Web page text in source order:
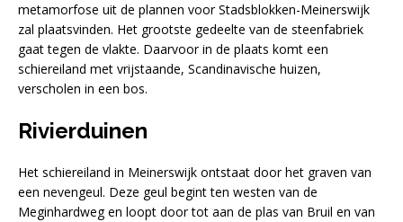
metamorfose uit de plannen voor Stadsblokken-Meinerswijk
zal plaatsvinden. Het grootste gedeelte van de steenfabriek
gaat tegen de vlakte. Daarvoor in de plaats komt een
schiereiland met vrijstaande, Scandinavische huizen,
verscholen in een bos.
Rivierduinen
Het schiereiland in Meinerswijk ontstaat door het graven van
een nevengeul. Deze geul begint ten westen van de
Meginhardweg en loopt door tot aan de plas van Bruil en van